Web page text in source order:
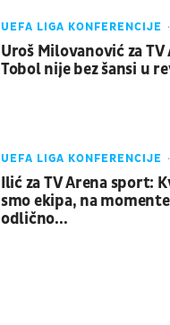
UEFA LIGA KONFERENCIJE
Uroš Milovanović za
Tobol nije bez šansi u
UEFA LIGA KONFERENCIJE
Ilić za TV Arena sport:
smo ekipa, na
odlično...